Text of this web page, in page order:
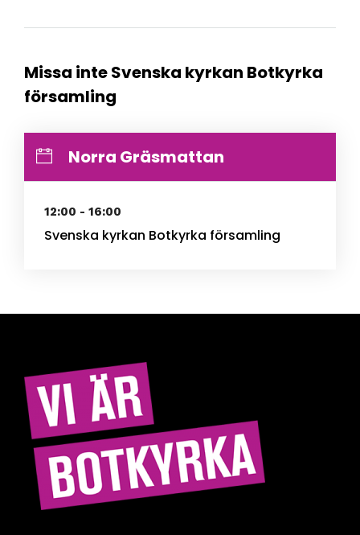
Missa inte Svenska kyrkan Botkyrka
församling
Norra Gräsmattan
12:00 - 16:00
Svenska kyrkan Botkyrka församling